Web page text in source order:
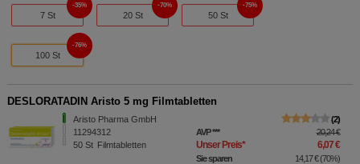
7 St
35%
20 St
70%
50 St
75%
100 St
76%
DESLORATADIN Aristo 5 mg Filmtabletten
Aristo Pharma GmbH
11294312
50 St Filmtabletten
2
AVP*** 20,24 €
Unser Preis* 6,07 €
Sie sparen 14,17 €(70%)